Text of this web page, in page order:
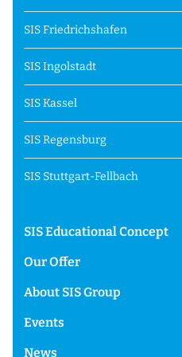
SIS Friedrichshafen
SIS Ingolstadt
SIS Kassel
SIS Regensburg
SIS Stuttgart-Fellbach
SIS Educational Concept
Our Offer
About SIS Group
Events
News